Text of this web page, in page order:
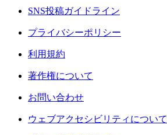
SNS投稿ガイドライン
プライバシーポリシー
利用規約
著作権について
お問い合わせ
ウェブアクセシビリティについて